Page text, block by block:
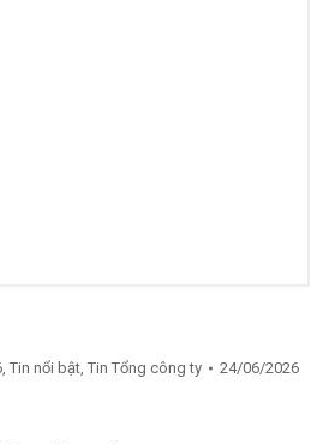
, Tin nổi bật, Tin Tổng công ty 24/06/2026